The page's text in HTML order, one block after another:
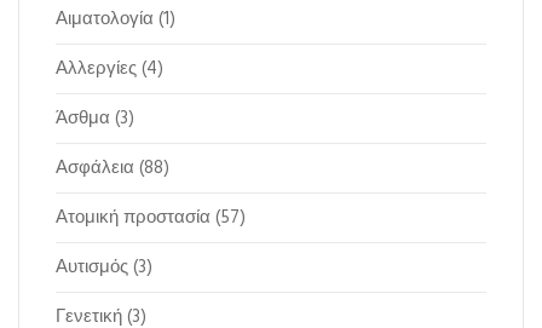
Αιματολογία (1)
Αλλεργίες(4)
Άσθμα (3)
Ασφάλεια (88)
Ατομική προστασία (57)
Αυτισμός(3)
Γενετική(3)